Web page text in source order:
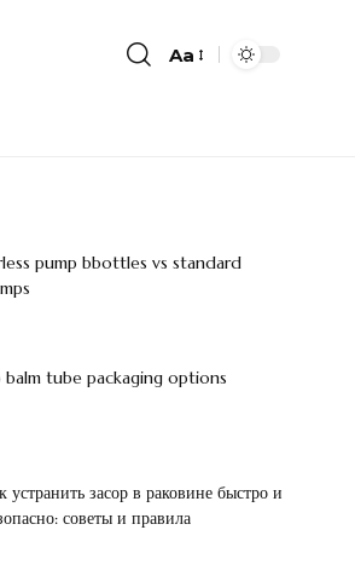
Aa
pump bbottles vs standard
balm tube packaging options
устранить засор в раковине быстро и
советы и правила